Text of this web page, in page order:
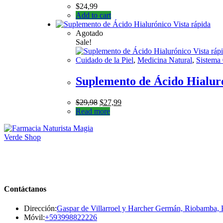
$24,99
Add to cart
Vista rápida
Agotado
Sale!
Vista
Cuidado de la Piel, Medicina Natural, Sistema
Suplemento de Ácido
$29,98 $27,99
Read more
Contáctanos
Dirección:Gaspar de Villarroel y Harcher Germán, Riobamba,
Móvil:+593998822226Se